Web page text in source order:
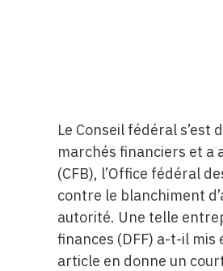
Le Conseil fédéral
marchés financiers et a
(CFB), l’Office fédéral
contre le blanchiment
autorité. Une telle
finances (DFF) a-t-il
article en donne un